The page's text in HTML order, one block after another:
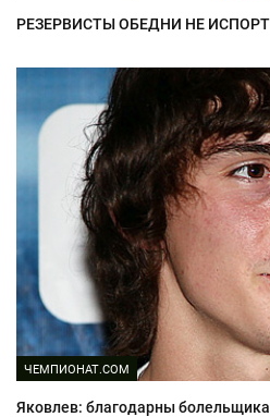
РЕЗЕРВИСТЫ ОБЕДНИ НЕ
ЧЕМПИОНАТ.COM
Яковлев: благодарны